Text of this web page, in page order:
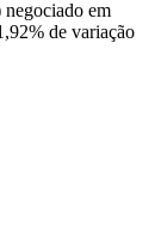
negociado em
de variação